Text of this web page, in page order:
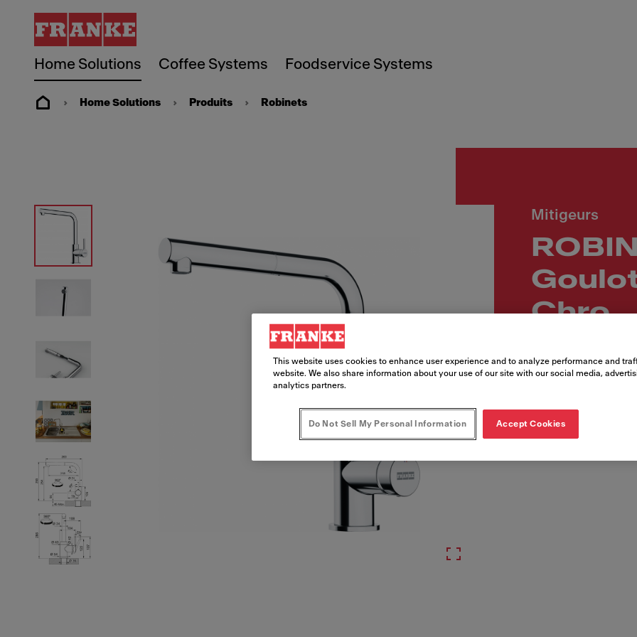
Home Solutions Coffee Systems Foodservice Systems
Home Solutions Produits Robinets
Mitigeurs
Chro
115.0712.420
This website uses cookies to enhance user experience and to analyze performance and
website. We also share information about your use of our site with our social media,
analytics partners.
Do Not Sell My Personal Information Accept Cookies